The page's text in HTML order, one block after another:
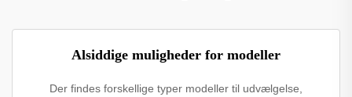
Alsiddige muligheder for modeller
Der findes forskellige typer modeller til udvælgelse,